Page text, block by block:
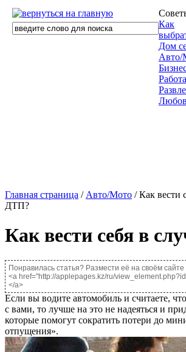
Как
Дом
Авто/
Работа
Главная страница / Авто/Мото / Как вести
ДТП?
Как вести себя в
Понравилась статья? Размести её на своём
<a href="http://applepages.kz/ru/
</a>
Если вы водите автомобиль и считаете,
с вами, то лучше на это не надеяться и
которые помогут сократить потери до
отпущения».